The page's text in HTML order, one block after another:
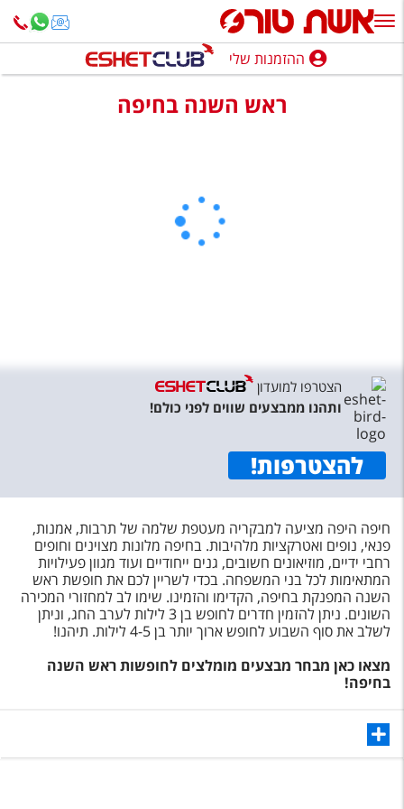
ההזמנות שלי
חבילות בריאות וספא
טיסות לחו"ל
מלונות בחו"ל
Русский
קרוז
מגזין אשת
שירות לקוחות
טופס צור קשר
תקנון
עקבו אחרינו
ההזמנות שלי
ראש השנה בחיפה
הצטרפו למועדון
ותהנו ממבצעים שווים לפני כולם!
להצטרפות!
חיפה היפה מציעה למבקריה מעטפת שלמה של תרבות, אמנות,
פנאי, נופים ואטרקציות מלהיבות. בחיפה מלונות מצוינים וחופים
רחבי ידיים, מוזיאונים חשובים, גנים ייחודיים ועוד מגוון פעילויות
המתאימות לכל בני המשפחה. בכדי לשריין לכם את חופשת ראש
השנה המפנקת בחיפה, הקדימו והזמינו. שימו לב למחזורי המכירה
השונים. ניתן להזמין חדרים לחופש בן 3 לילות לערב החג, וניתן
לשלב את סוף השבוע לחופש ארוך יותר בן 4-5 לילות. תיהנו!
מצאו כאן מבחר מבצעים מומלצים לחופשות ראש השנה
בחיפה!